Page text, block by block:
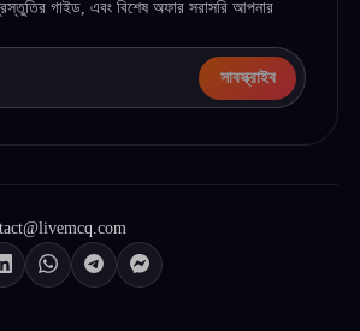
গাইড, এবং বিশেষ অফার সরাসরি আপনার
সাবস্ক্রাইব